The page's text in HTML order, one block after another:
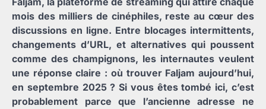
mois des milliers de cinéphiles, reste au cœur des
discussions en ligne. Entre blocages intermittents,
changements d’URL, et alternatives qui poussent
comme des champignons, les internautes veulent
une réponse claire : où trouver Faljam aujourd’hui,
en septembre 2025 ? Si vous êtes tombé ici, c’est
probablement parce que l’ancienne adresse ne